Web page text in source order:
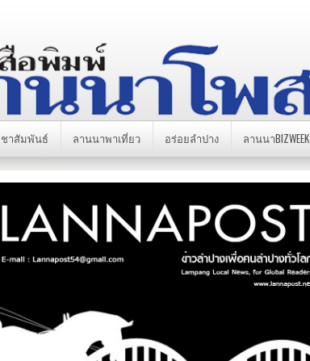
าสัมพันธ์ ลานนาพาเที่ยว อร่อยลำปาง ลานนาBIZWEEK